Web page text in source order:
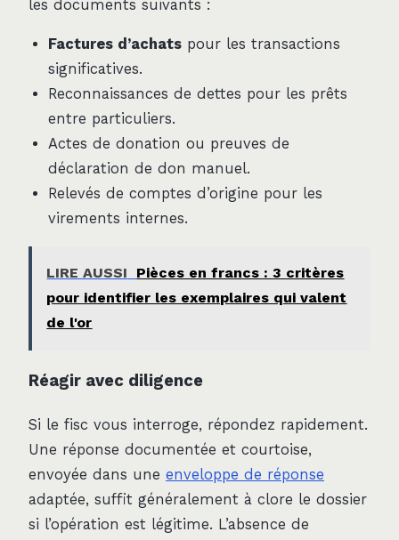
les documents suivants :
Factures d’achats pour les transactions
significatives.
Reconnaissances de dettes pour les prêts
entre particuliers.
Actes de donation ou preuves de
déclaration de don manuel.
Relevés de comptes d’origine pour les
virements internes.
LIRE AUSSI
Pièces en francs : 3 critères
pour identifier les exemplaires qui valent
de l'or
Réagir avec diligence
Si le fisc vous interroge, répondez rapidement.
Une réponse documentée et courtoise,
envoyée dans une enveloppe de réponse
adaptée, suffit généralement à clore le dossier
si l’opération est légitime. L’absence de